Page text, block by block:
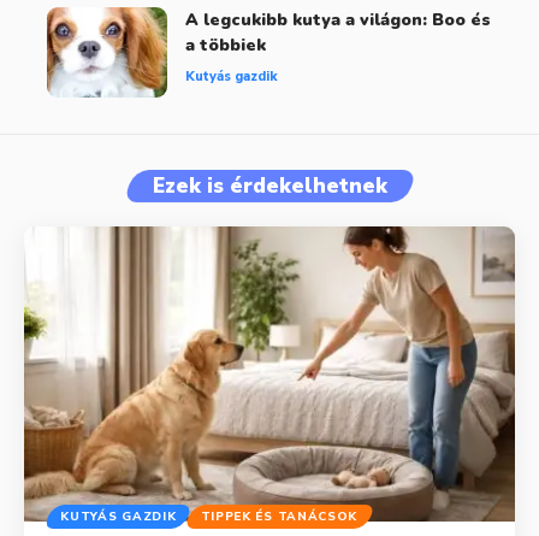
A legcukibb kutya a világon: Boo és
a többiek
Kutyás gazdik
Ezek is érdekelhetnek
KUTYÁS GAZDIK TIPPEK ÉS TANÁCSOK